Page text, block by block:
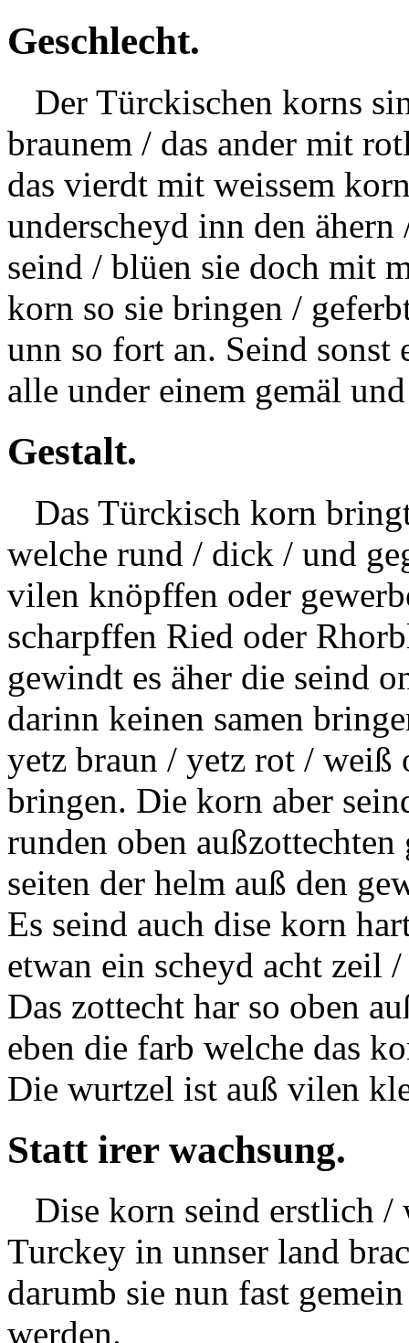
Geschlecht.
Der Türckischen korns
braunem / das ander mit
das vierdt mit weissem
underscheyd inn den
seind / blüen sie doch mit
korn so sie bringen /
unn so fort an. Seind
alle under einem gemäl
Gestalt.
Das Türckisch korn
welche rund / dick / und
vilen knöpffen oder
scharpffen Ried oder
gewindt es äher die seind
darinn keinen samen
yetz braun / yetz rot / weiß
bringen. Die korn aber
runden oben
seiten der helm auß den
Es seind auch dise korn
etwan ein scheyd acht zeil
Das zottecht har so oben
eben die farb welche das
Die wurtzel ist auß vilen
Statt irer wachsung.
Dise korn seind erstlich
Turckey in unnser land
darumb sie nun fast gemein
werden.